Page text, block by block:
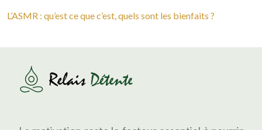
L’ASMR : qu’est ce que c’est, quels sont les bienfaits ?